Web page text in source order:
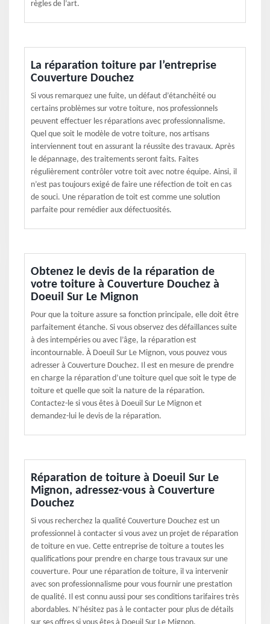
règles de l’art.
La réparation toiture par l’entreprise
Couverture Douchez
Si vous remarquez une fuite, un défaut d’étanchéité ou
certains problèmes sur votre toiture, nos professionnels
peuvent effectuer les réparations avec professionnalisme.
Quel que soit le modèle de votre toiture, nos artisans
interviennent tout en assurant la réussite des travaux. Après
le dépannage, des traitements seront faits. Faites
régulièrement contrôler votre toit avec notre équipe. Ainsi, il
n’est pas toujours exigé de faire une réfection de toit en cas
de souci. Une réparation de toit est comme une solution
parfaite pour remédier aux défectuosités.
Obtenez le devis de la réparation de
votre toiture à Couverture Douchez à
Doeuil Sur Le Mignon
Pour que la toiture assure sa fonction principale, elle doit être
parfaitement étanche. Si vous observez des défaillances suite
à des intempéries ou avec l’âge, la réparation est
incontournable. À Doeuil Sur Le Mignon, vous pouvez vous
adresser à Couverture Douchez. Il est en mesure de prendre
en charge la réparation d’une toiture quel que soit le type de
toiture et quelle que soit la nature de la réparation.
Contactez-le si vous êtes à Doeuil Sur Le Mignon et
demandez-lui le devis de la réparation.
Réparation de toiture à Doeuil Sur Le
Mignon, adressez-vous à Couverture
Douchez
Si vous recherchez la qualité Couverture Douchez est un
professionnel à contacter si vous avez un projet de réparation
de toiture en vue. Cette entreprise de toiture a toutes les
qualifications pour prendre en charge tous travaux sur une
couverture. Pour une réparation de toiture, il va intervenir
avec son professionnalisme pour vous fournir une prestation
de qualité. Il est connu aussi pour ses conditions tarifaires très
abordables. N’hésitez pas à le contacter pour plus de détails